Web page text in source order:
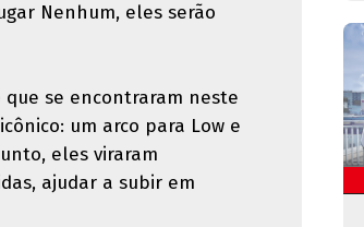
Nenhum, eles serão
que se encontraram neste
um arco para Low e
eles viraram
ajudar a subir em